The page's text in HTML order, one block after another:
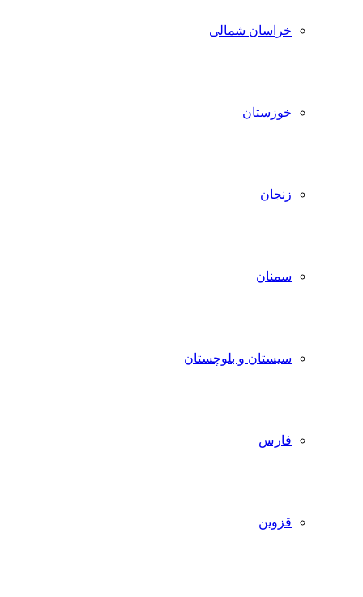
خراسان شمالی
خوزستان
زنجان
سمنان
سیستان و بلوچستان
فارس
قزوین